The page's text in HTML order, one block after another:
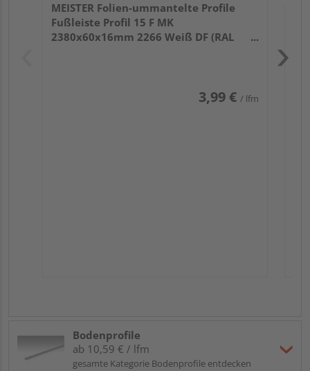
MEISTER Folien-ummantelte Profile
Fußleiste Profil 15 F MK
2380x60x16mm 2266 Weiß DF (RAL
3,99 € / lfm
Bodenprofile
ab 10,59 € / lfm
gesamte Kategorie Bodenprofile entdecken